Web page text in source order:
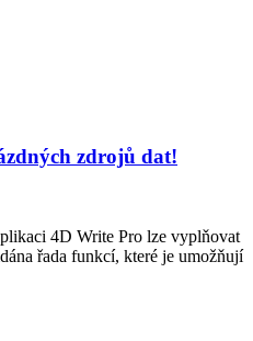
zdrojů dat!
4D Write Pro lze vyplňovat
řada funkcí, které je umožňují